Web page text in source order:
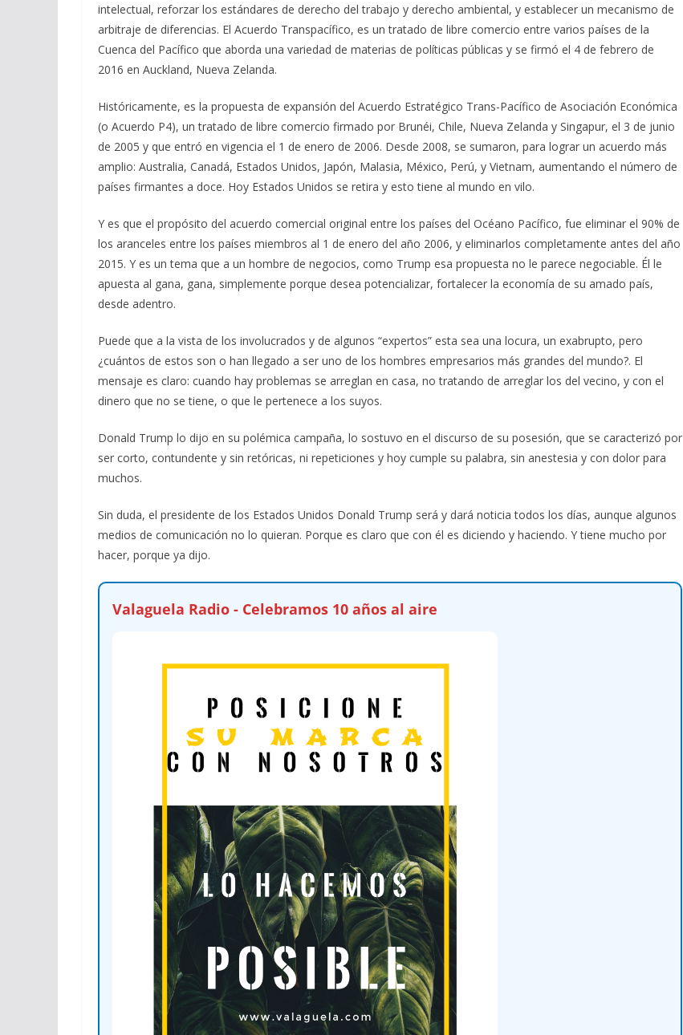
intelectual, reforzar los estándares de derecho del trabajo y derecho ambiental, y establecer un mecanismo de
arbitraje de diferencias. El Acuerdo Transpacífico, es un tratado de libre comercio entre varios países de la
Cuenca del Pacífico que aborda una variedad de materias de políticas públicas y se firmó el 4 de febrero de
2016 en Auckland, Nueva Zelanda.
Históricamente, es la propuesta de expansión del Acuerdo Estratégico Trans-Pacífico de Asociación Económica
(o Acuerdo P4), un tratado de libre comercio firmado por Brunéi, Chile, Nueva Zelanda y Singapur, el 3 de junio
de 2005 y que entró en vigencia el 1 de enero de 2006. Desde 2008, se sumaron, para lograr un acuerdo más
amplio: Australia, Canadá, Estados Unidos, Japón, Malasia, México, Perú, y Vietnam, aumentando el número de
países firmantes a doce. Hoy Estados Unidos se retira y esto tiene al mundo en vilo.
Y es que el propósito del acuerdo comercial original entre los países del Océano Pacífico, fue eliminar el 90% de
los aranceles entre los países miembros al 1 de enero del año 2006, y eliminarlos completamente antes del año
2015. Y es un tema que a un hombre de negocios, como Trump esa propuesta no le parece negociable. Él le
apuesta al gana, gana, simplemente porque desea potencializar, fortalecer la economía de su amado país,
desde adentro.
Puede que a la vista de los involucrados y de algunos “expertos” esta sea una locura, un exabrupto, pero
¿cuántos de estos son o han llegado a ser uno de los hombres empresarios más grandes del mundo?. El
mensaje es claro: cuando hay problemas se arreglan en casa, no tratando de arreglar los del vecino, y con el
dinero que no se tiene, o que le pertenece a los suyos.
Donald Trump lo dijo en su polémica campaña, lo sostuvo en el discurso de su posesión, que se caracterizó por
ser corto, contundente y sin retóricas, ni repeticiones y hoy cumple su palabra, sin anestesia y con dolor para
muchos.
Sin duda, el presidente de los Estados Unidos Donald Trump será y dará noticia todos los días, aunque algunos
medios de comunicación no lo quieran. Porque es claro que con él es diciendo y haciendo. Y tiene mucho por
hacer, porque ya dijo.
Valaguela Radio - Celebramos 10 años al aire